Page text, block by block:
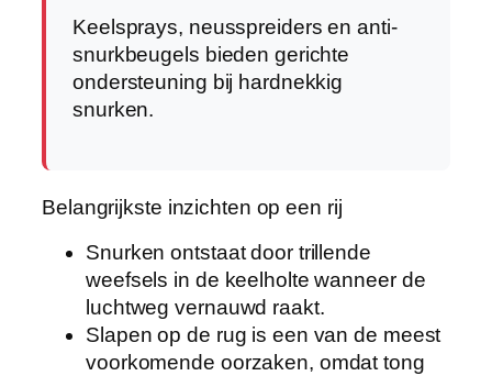
Keelsprays, neusspreiders en anti-
snurkbeugels bieden gerichte
ondersteuning bij hardnekkig
snurken.
Belangrijkste inzichten op een rij
Snurken ontstaat door trillende
weefsels in de keelholte wanneer de
luchtweg vernauwd raakt.
Slapen op de rug is een van de meest
voorkomende oorzaken, omdat tong